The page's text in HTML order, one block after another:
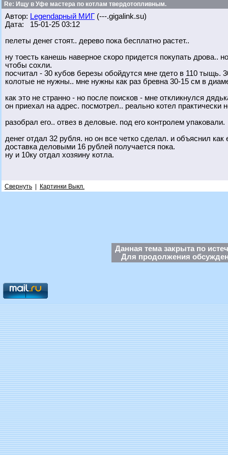
Re: Ищу в Уфе мастера по котлам твердотопливным.
Автор: Legendарный МИГ (---.gigalink.su)
Дата: 15-01-25 03:12
пелеты денег стоят.. дерево пока бесплатно растет..
ну тоесть канешь наверное скоро придется покупать дрова..
чтобы сохли.
посчитал - 30 кубов березы обойдутся мне гдето в 110 тыщь.
колотые не нужны.. мне нужны как раз бревна 30-15 см в
как это не странно - но после поисков - мне откликнулся
он приехал на адрес. посмотрел.. реально котел практически
разобрал его.. отвез в деловые. под его контролем упаковали.
денег отдал 32 рубля. но он все четко сделал. и объяснил как
доставка деловыми 16 рублей получается пока.
ну и 10ку отдал хозяину котла.
Свернуть Картинки Выкл.
Данная тема закрыта по
Для продолжения